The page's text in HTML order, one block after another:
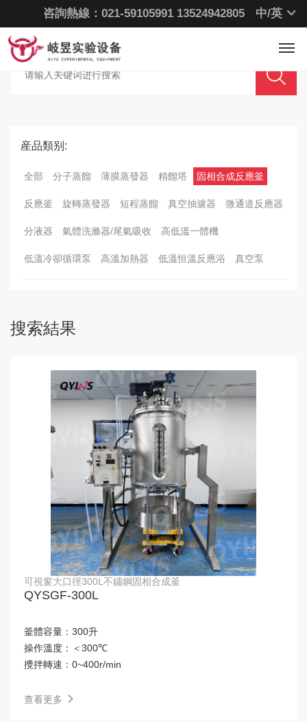
中/英
咨詢熱線：021-59105991 13524942805
爲您選擇最合适的産品
産品類别:
全部 分子蒸餾 薄膜蒸發器 精餾塔 固相合成反應釜
反應釜 旋轉蒸發器 短程蒸餾 真空抽濾器 微通道反應器
分液器 氣體洗滌器/尾氣吸收 高低溫一體機
低溫冷卻循環泵 高溫加熱器 低溫恒溫反應浴 真空泵
搜索結果
可視窗大口徑300L不鏽鋼固相合成釜
QYSGF-300L
釜體容量： 300升
操作溫度： ＜300℃
攪拌轉速： 0~400r/min
查看更多